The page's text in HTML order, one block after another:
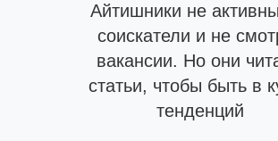
Айтишники не
соискатели и не
вакансии. Но они
статьи, чтобы быть в
тенденций